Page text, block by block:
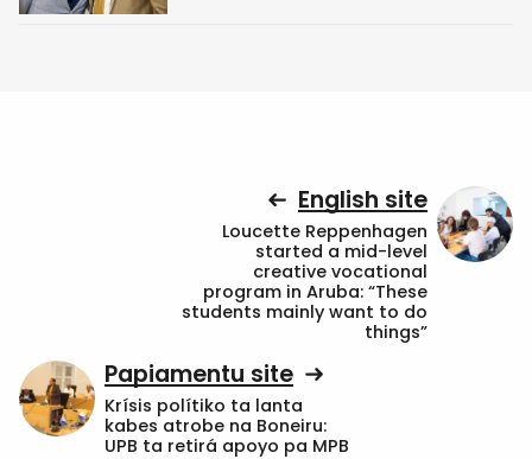
English site
Loucette Reppenhagen
started a mid-level
creative vocational
program in Aruba: “These
students mainly want to do
things”
Papiamentu site
Krísis polítiko ta lanta
kabes atrobe na Boneiru:
UPB ta retirá apoyo pa MPB